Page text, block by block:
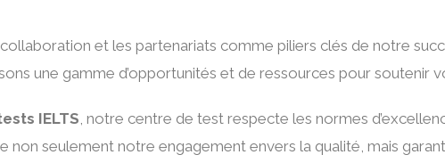
et les partenariats comme piliers clés de notre
une gamme d’opportunités et de ressources pour soutenir
IELTS , notre centre de test respecte les normes
non seulement notre engagement envers la qualité, mais